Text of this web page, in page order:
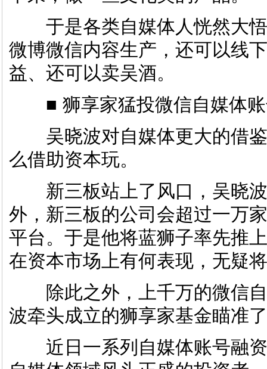
于是各类自媒体人恍然大悟
微博微信内容生产，还可以线
益、还可以卖吴酒。
■ 狮享家猛投微信自媒体
吴晓波对自媒体更大的借鉴
么借助资本玩。
新三板站上了风口，吴晓波
外，新三板的公司会超过一万
平台。于是他将蓝狮子率先推
在资本市场上有何表现，无疑
除此之外，上千万的微信自
波牵头成立的狮享家基金瞄准
近日一系列自媒体账号融资